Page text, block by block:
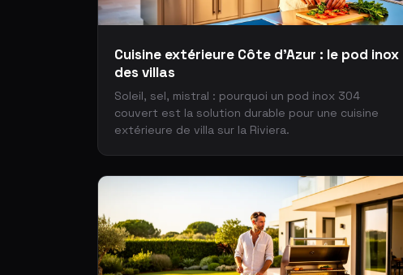
Cuisine extérieure Côte d'Azur : le pod inox
des villas
Soleil, sel, mistral : pourquoi un pod inox 304
couvert est la solution durable pour une cuisine
extérieure de villa sur la Riviera.